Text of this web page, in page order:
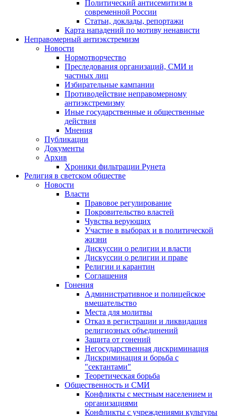
Политический антисемитизм в
современной России
Статьи, доклады, репортажи
Карта нападений по мотиву ненависти
Неправомерный антиэкстремизм
Новости
Нормотворчество
Преследования организаций, СМИ и
частных лиц
Избирательные кампании
Противодействие неправомерному
антиэкстремизму
Иные государственные и общественные
действия
Мнения
Публикации
Документы
Архив
Хроники фильтрации Рунета
Религия в светском обществе
Новости
Власти
Правовое регулирование
Покровительство властей
Чувства верующих
Участие в выборах и в политической
жизни
Дискуссии о религии и власти
Дискуссии о религии и праве
Религии и карантин
Соглашения
Гонения
Административное и полицейское
вмешательство
Места для молитвы
Отказ в регистрации и ликвидация
религиозных объединений
Защита от гонений
Негосударственная дискриминация
Дискриминация и борьба с
"сектантами"
Теоретическая борьба
Общественность и СМИ
Конфликты с местным населением и
организациями
Конфликты с учреждениями культуры